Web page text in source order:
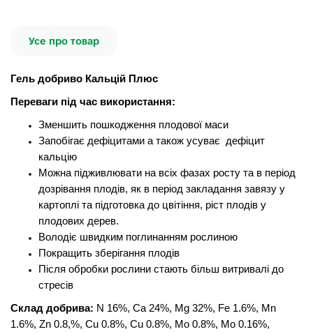
Усе про товар
Гель добриво Кальцій Плюс
Переваги під час використання:
Зменшить пошкодження плодової маси
Запобігає дефіцитами а також усуває дефіцит
кальцію
Можна підживлювати на всіх фазах росту та в період
дозрівання плодів, як в період закладання завязу у
картоплі та підготовка до цвітіння, ріст плодів у
плодових дерев.
Володіє швидким поглинанням рослиною
Покращить зберігання плодів
Після обробки рослини стають більш витривалі до
стресів
Склад добрива: N 16%, Са 24%, Мg 32%, Fе 1.6%, Mn
1.6%, Zn 0.8,%, Сu 0.8%, Сu 0.8%, Мо 0.8%, Мо 0.16%,